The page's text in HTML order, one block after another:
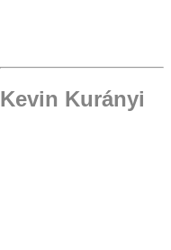
Kevin Kurányi